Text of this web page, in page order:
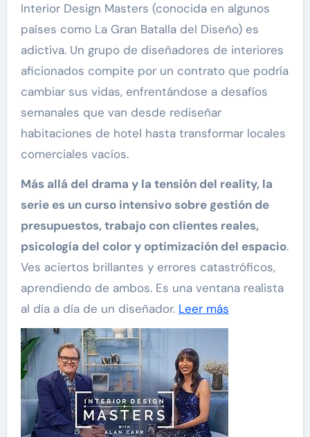
Interior Design Masters (conocida en algunos
países como La Gran Batalla del Diseño) es
adictiva. Un grupo de diseñadores de interiores
aficionados compite por un contrato que podría
cambiar sus vidas, enfrentándose a desafíos
semanales que van desde rediseñar
habitaciones de hotel hasta transformar locales
comerciales vacíos.
Más allá del drama y la tensión del reality, la
serie es un curso intensivo sobre gestión de
presupuestos, trabajo con clientes reales,
psicología del color y optimización del espacio.
Ves aciertos brillantes y errores catastróficos,
aprendiendo de ambos. Es una ventana realista
al día a día de un diseñador. Leer más